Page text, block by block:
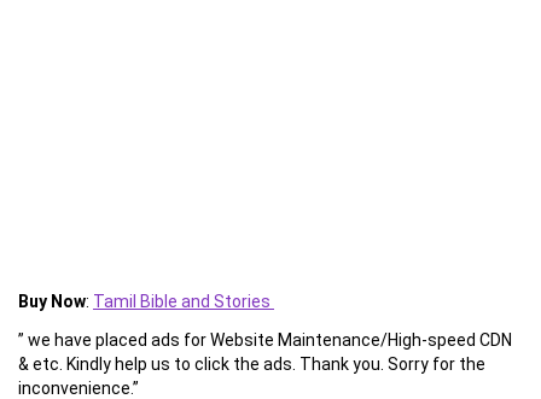
Buy Now: Tamil Bible and Stories
” we have placed ads for Website Maintenance/High-speed CDN
& etc. Kindly help us to click the ads. Thank you. Sorry for the
inconvenience.”